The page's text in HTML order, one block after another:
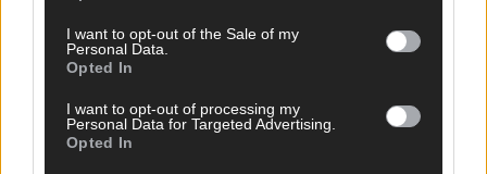
I want to opt-out of the Sale of my
Personal Data.
Opted In
I want to opt-out of processing my
Personal Data for Targeted Advertising.
Opted In
SCHNELL ZUM RESSORT
Nachrichten